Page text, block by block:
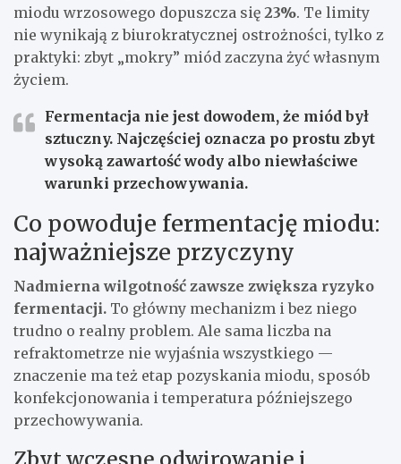
miodu wrzosowego dopuszcza się 23%. Te limity
nie wynikają z biurokratycznej ostrożności, tylko z
praktyki: zbyt „mokry” miód zaczyna żyć własnym
życiem.
Fermentacja nie jest dowodem, że miód był
sztuczny. Najczęściej oznacza po prostu zbyt
wysoką zawartość wody albo niewłaściwe
warunki przechowywania.
Co powoduje fermentację miodu:
najważniejsze przyczyny
Nadmierna wilgotność zawsze zwiększa ryzyko
fermentacji. To główny mechanizm i bez niego
trudno o realny problem. Ale sama liczba na
refraktometrze nie wyjaśnia wszystkiego —
znaczenie ma też etap pozyskania miodu, sposób
konfekcjonowania i temperatura późniejszego
przechowywania.